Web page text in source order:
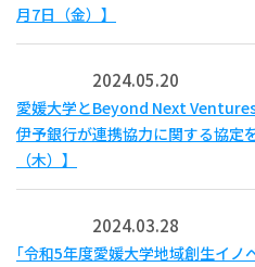
月7日（金）】
2024.05.20
愛媛大学とBeyond Next
伊予銀行が連携協力に関する協定
（木）】
2024.03.28
｢令和5年度愛媛大学地域創生イノ